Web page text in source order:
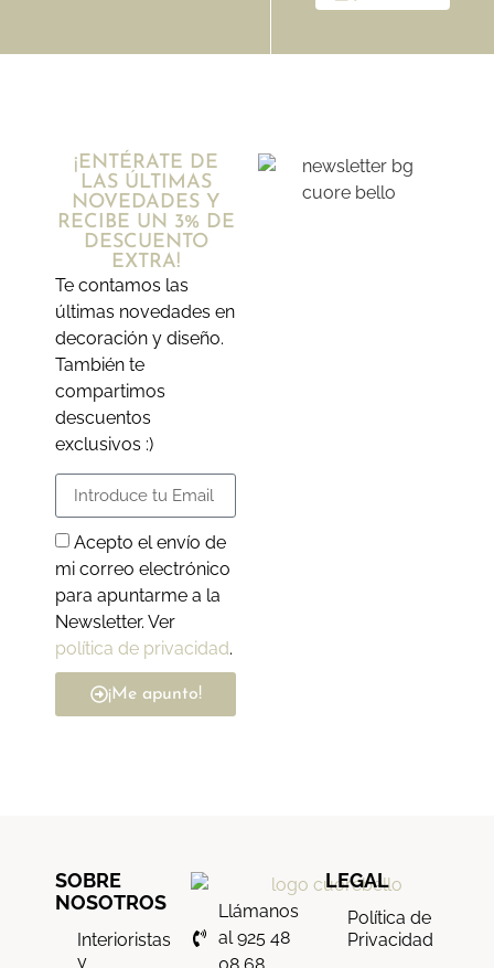
¡ENTÉRATE DE
LAS ÚLTIMAS
NOVEDADES Y
RECIBE UN 3% DE
DESCUENTO
EXTRA!
Te contamos las
últimas novedades en
decoración y diseño.
También te
compartimos
descuentos
exclusivos :)
Acepto el envío de
mi correo electrónico
para apuntarme a la
Newsletter. Ver
política de privacidad.
¡Me apunto!
SOBRE
NOSOTROS
Interioristas
y
Llámanos
al 925 48
LEGAL
Política de
Privacidad